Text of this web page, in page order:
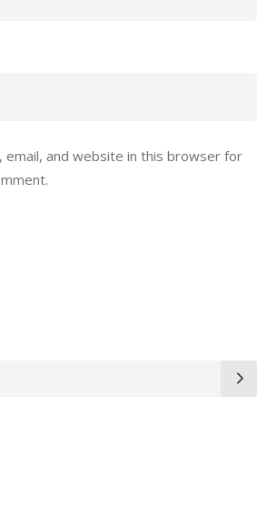
email, and website in this browser for